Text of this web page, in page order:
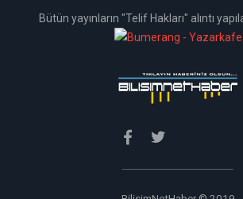
Bütün yayınların "Telif Hakları" alıntı